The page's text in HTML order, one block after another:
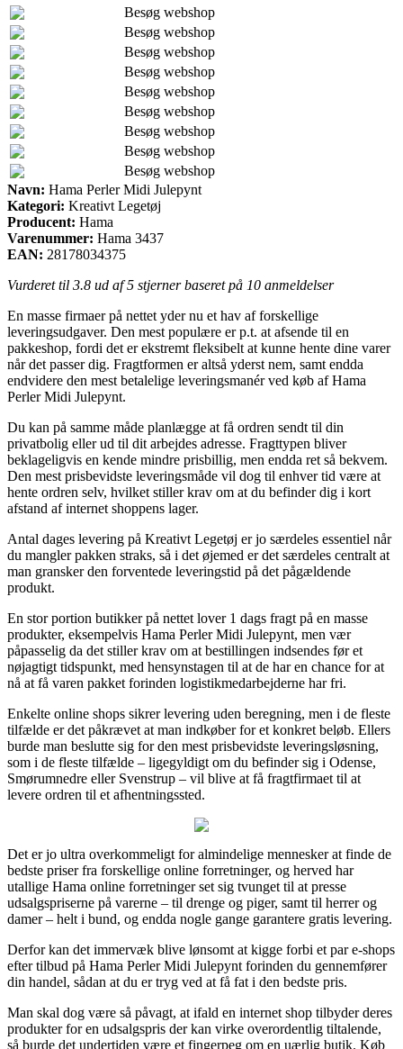
Besøg webshop
Besøg webshop
Besøg webshop
Besøg webshop
Besøg webshop
Besøg webshop
Besøg webshop
Besøg webshop
Besøg webshop
Navn: Hama Perler Midi Julepynt
Kategori: Kreativt Legetøj
Producent: Hama
Varenummer: Hama 3437
EAN: 28178034375
Vurderet til 3.8 ud af 5 stjerner baseret på 10 anmeldelser
En masse firmaer på nettet yder nu et hav af forskellige
leveringsudgaver. Den mest populære er p.t. at afsende til en
pakkeshop, fordi det er ekstremt fleksibelt at kunne hente dine varer
når det passer dig. Fragtformen er altså yderst nem, samt endda
endvidere den mest betalelige leveringsmanér ved køb af Hama
Perler Midi Julepynt.
Du kan på samme måde planlægge at få ordren sendt til din
privatbolig eller ud til dit arbejdes adresse. Fragttypen bliver
beklageligvis en kende mindre prisbillig, men endda ret så bekvem.
Den mest prisbevidste leveringsmåde vil dog til enhver tid være at
hente ordren selv, hvilket stiller krav om at du befinder dig i kort
afstand af internet shoppens lager.
Antal dages levering på Kreativt Legetøj er jo særdeles essentiel når
du mangler pakken straks, så i det øjemed er det særdeles centralt at
man gransker den forventede leveringstid på det pågældende
produkt.
En stor portion butikker på nettet lover 1 dags fragt på en masse
produkter, eksempelvis Hama Perler Midi Julepynt, men vær
påpasselig da det stiller krav om at bestillingen indsendes før et
nøjagtigt tidspunkt, med hensynstagen til at de har en chance for at
nå at få varen pakket forinden logistikmedarbejderne har fri.
Enkelte online shops sikrer levering uden beregning, men i de fleste
tilfælde er det påkrævet at man indkøber for et konkret beløb. Ellers
burde man beslutte sig for den mest prisbevidste leveringsløsning,
som i de fleste tilfælde – ligegyldigt om du befinder sig i Odense,
Smørumnedre eller Svenstrup – vil blive at få fragtfirmaet til at
levere ordren til et afhentningssted.
Det er jo ultra overkommeligt for almindelige mennesker at finde de
bedste priser fra forskellige online forretninger, og herved har
utallige Hama online forretninger set sig tvunget til at presse
udsalgspriserne på varerne – til drenge og piger, samt til herrer og
damer – helt i bund, og endda nogle gange garantere gratis levering.
Derfor kan det immervæk blive lønsomt at kigge forbi et par e-shops
efter tilbud på Hama Perler Midi Julepynt forinden du gennemfører
din handel, sådan at du er tryg ved at få fat i den bedste pris.
Man skal dog være så påvagt, at ifald en internet shop tilbyder deres
produkter for en udsalgspris der kan virke overordentlig tiltalende,
så burde det undertiden være et fingerpeg om en uærlig butik. Køb